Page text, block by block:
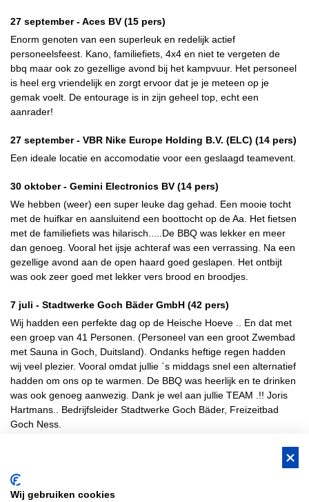
27 september -Aces BV (15 pers)
Enorm genoten van een superleuk en redelijk actief
personeelsfeest. Kano, familiefiets, 4x4 en niet te vergeten de
bbq maar ook zo gezellige avond bij het kampvuur. Het personeel
is heel erg vriendelijk en zorgt ervoor dat je je meteen op je
gemak voelt. De entourage is in zijn geheel top, echt een
aanrader!
27 september - VBR Nike Europe Holding B.V. (ELC) (14 pers)
Een ideale locatie en accomodatie voor een geslaagd teamevent.
30 oktober - Gemini Electronics BV (14 pers)
We hebben (weer) een super leuke dag gehad. Een mooie tocht
met de huifkar en aansluitend een boottocht op de Aa. Het fietsen
met de familiefiets was hilarisch.....De BBQ was lekker en meer
dan genoeg. Vooral het ijsje achteraf was een verrassing. Na een
gezellige avond aan de open haard goed geslapen. Het ontbijt
was ook zeer goed met lekker vers brood en broodjes.
7 juli - Stadtwerke Goch Bäder GmbH (42 pers)
Wij hadden een perfekte dag op de Heische Hoeve .. En dat met
een groep van 41 Personen. (Personeel van een groot Zwembad
met Sauna in Goch, Duitsland). Ondanks heftige regen hadden
wij veel plezier. Vooral omdat jullie `s middags snel een alternatief
hadden om ons op te warmen. De BBQ was heerlijk en te drinken
was ook genoeg aanwezig. Dank je wel aan jullie TEAM .!! Joris
Hartmans.. Bedrijfsleider Stadtwerke Goch Bäder, Freizeitbad
Goch Ness.
BUS Whisky, Natuurlijk Gastvrijer in
Wij gebruiken cookies